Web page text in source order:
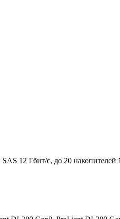
12 Гбит/с, до 20 накопителей